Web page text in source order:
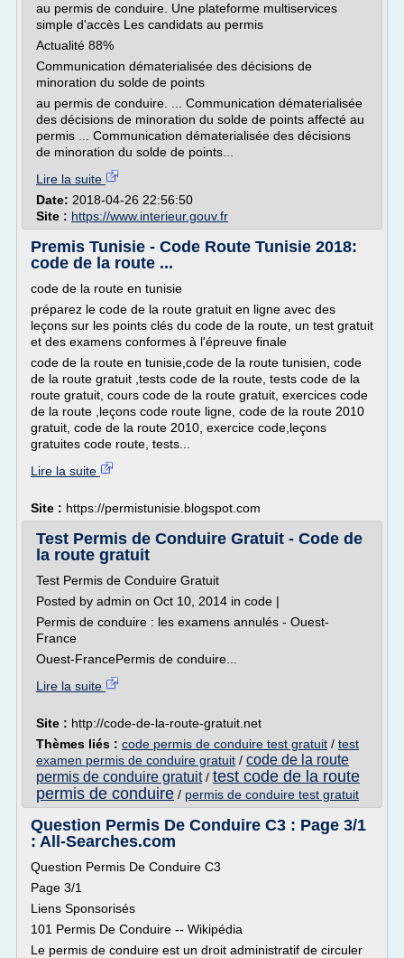
au permis de conduire. Une plateforme multiservices
simple d'accès Les candidats au permis
Actualité 88%
Communication dématerialisée des décisions de
minoration du solde de points
au permis de conduire. ... Communication dématerialisée
des décisions de minoration du solde de points affecté au
permis ... Communication dématerialisée des décisions
de minoration du solde de points...
Lire la suite
Date: 2018-04-26 22:56:50
Site : https://www.interieur.gouv.fr
Premis Tunisie - Code Route Tunisie 2018:
code de la route ...
code de la route en tunisie
préparez le code de la route gratuit en ligne avec des
leçons sur les points clés du code de la route, un test gratuit
et des examens conformes à l'épreuve finale
code de la route en tunisie,code de la route tunisien, code
de la route gratuit ,tests code de la route, tests code de la
route gratuit, cours code de la route gratuit, exercices code
de la route ,leçons code route ligne, code de la route 2010
gratuit, code de la route 2010, exercice code,leçons
gratuites code route, tests...
Lire la suite
Site : https://permistunisie.blogspot.com
Test Permis de Conduire Gratuit - Code de
la route gratuit
Test Permis de Conduire Gratuit
Posted by admin on Oct 10, 2014 in code |
Permis de conduire : les examens annulés - Ouest-
France
Ouest-FrancePermis de conduire...
Lire la suite
Site : http://code-de-la-route-gratuit.net
Thèmes liés : code permis de conduire test gratuit / test
examen permis de conduire gratuit / code de la route
permis de conduire gratuit/ test code de la route
permis de conduire / permis de conduire test gratuit
Question Permis De Conduire C3 : Page 3/1
: All-Searches.com
Question Permis De Conduire C3
Page 3/1
Liens Sponsorisés
101 Permis De Conduire -- Wikipédia
Le permis de conduire est un droit administratif de circuler